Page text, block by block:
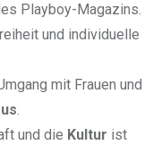
Playboy-Magazins.
und individuelle
mit Frauen und
.
und die Kultur ist